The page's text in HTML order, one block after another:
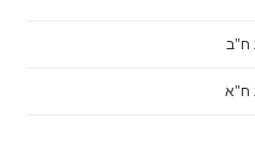
ח"ב
ח"א